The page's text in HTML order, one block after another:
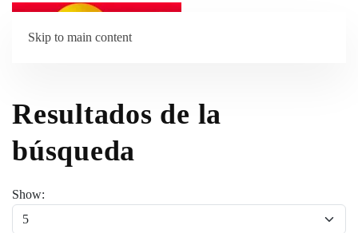
Skip to main content
Resultados de la
búsqueda
Show: